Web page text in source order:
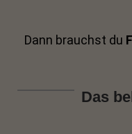
Dann brauchst du
Das